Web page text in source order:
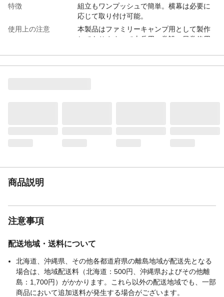
特徴
組立もワンプッシュで簡単。横幕は必要に
応じて取り付け可能。
使用上の注意
本製品はファミリーキャンプ用として製作
してありますので山岳用、常設、日常使用
遮光率
赤外線遮蔽率99％
UVカット率
プレーをかけてから片付けてください。ポ
生産国
中国
撥水性
〇
重量
約4.8Ｋg
商品説明
注意事項
配送地域・送料について
北海道、沖縄県、その他各都道府県の離島地域が配送先となる
場合は、地域配送料（北海道：500円、沖縄県およびその他離
島：1,700円）がかかります。これら以外の配送地域でも、一部
商品において追加送料が発生する場合がございます。